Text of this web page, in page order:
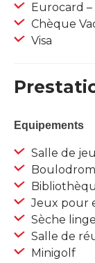
Eurocard
Chèque
Visa
Equipements
Salle de
Jeux pour
Sèche
Salle de
Minigolf